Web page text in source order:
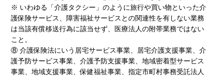
※ いわゆる「介護タクシー」のように旅行や買い物といった介
護保険サービス、障害福祉サービスとの関連性を有しない業務
は当該有償移送行為に該当せず、医療法人の附帯業務ではない
こと。
⑧ 介護保険法にいう居宅サービス事業、居宅介護支援事業、介
護予防サービス事業、介護予防支援事業、地域密着型サービス
事業、地域支援事業、保健福祉事業、指定市町村事務受託法人